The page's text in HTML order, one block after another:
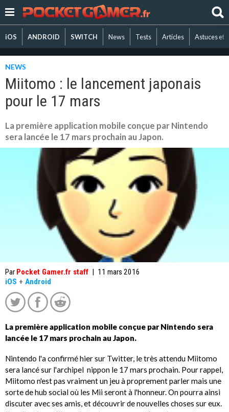
iOS ANDROID SWITCH News Tests Articles Astuces et
NEWS
Miitomo : le lancement japonais
pour le 17 mars
La première application mobile conçue par Nintendo
sera lancée le 17 mars prochain au Japon.
Par Pocket Gamer.fr staff | 11 mars 2016
iOS + Android
La première application mobile conçue par Nintendo sera
lancée le 17 mars prochain au Japon.
Nintendo l'a confirmé hier sur Twitter, le très attendu Miitomo
sera lancé sur l'archipel nippon le 17 mars prochain. Pour rappel,
Miitomo n'est pas vraiment un jeu à proprement parler mais une
sorte de hub social où les Mii seront à l'honneur. On pourra ainsi
discuter avec ses amis, et découvrir de nouvelles choses sur eux.